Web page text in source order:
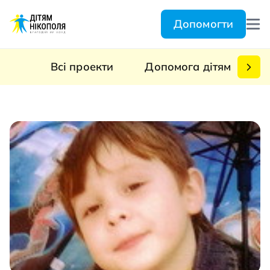
Допомогти
Всі проекти Допомога дітям